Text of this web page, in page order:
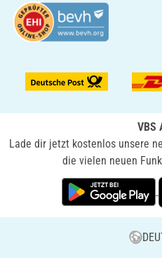
VBS
Lade dir jetzt kostenlos unsere
die vielen neuen